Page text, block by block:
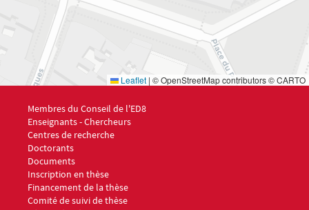
Leaflet | © OpenStreetMap contributors © CARTO
Menu footer ED8 1
Membres du Conseil de l'ED8
Enseignants - Chercheurs
Centres de recherche
Doctorants
Documents
Menu footer ED8 2
Inscription en thèse
Financement de la thèse
Comité de suivi de thèse